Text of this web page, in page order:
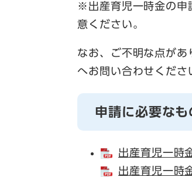
※出産育児一時金の申
意ください。
なお、ご不明な点が
へお問い合わせくださ
申請に必要なも
出産育児一時
出産育児一時